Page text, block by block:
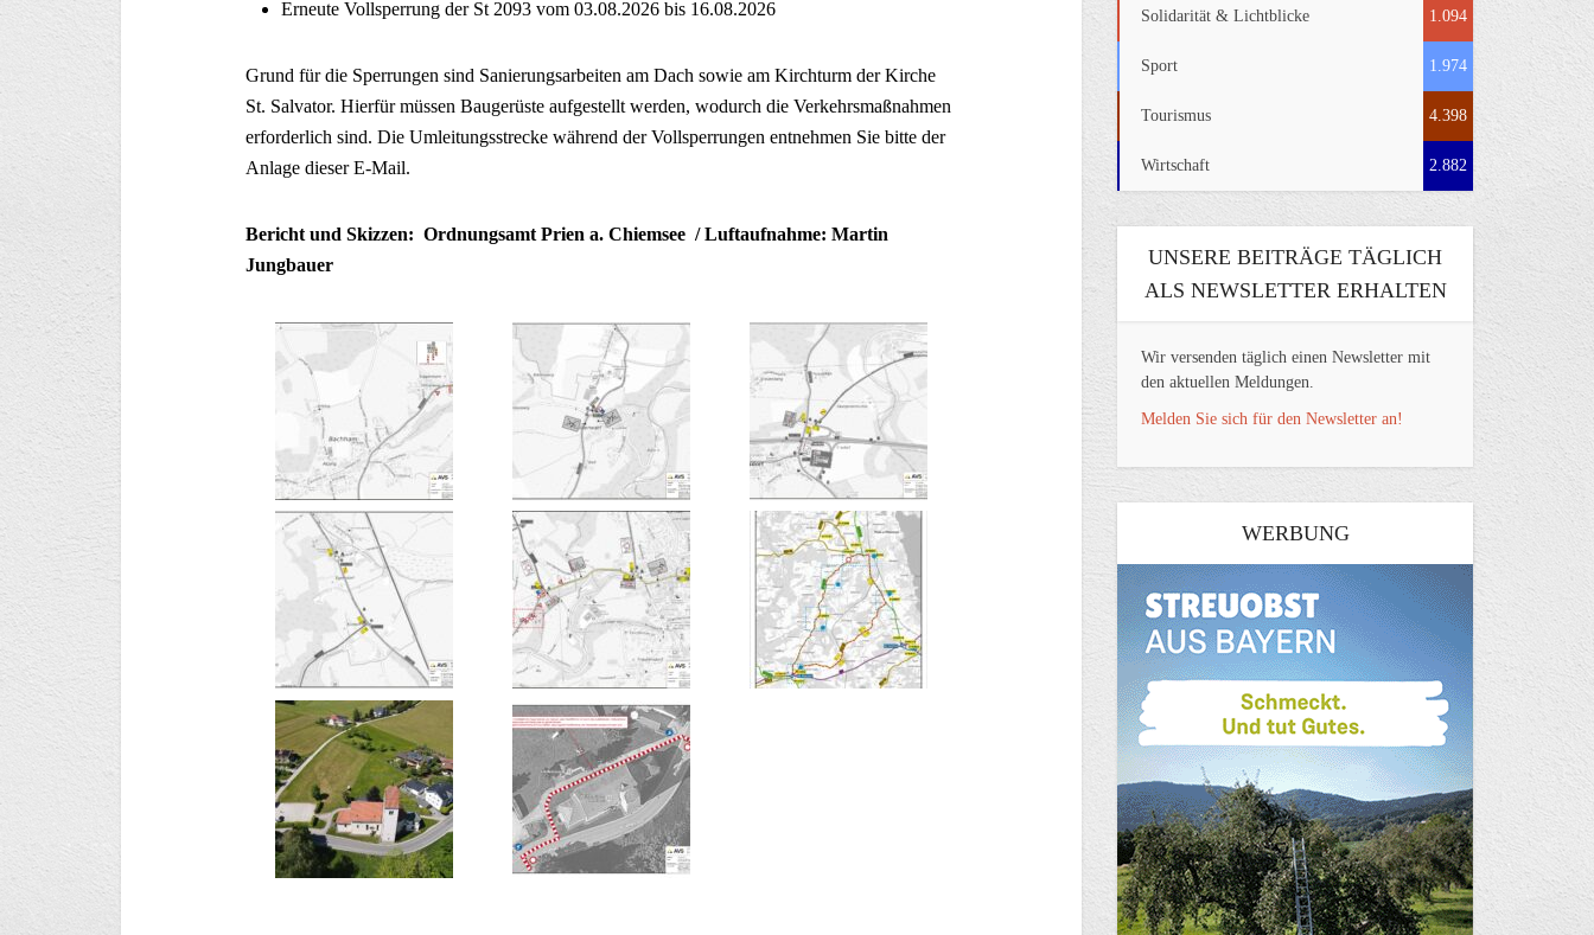
Erneute Vollsperrung der St 2093 vom 03.08.2026 bis 16.08.2026
Grund für die Sperrungen sind Sanierungsarbeiten am Dach sowie am Kirchturm der Kirche
St. Salvator. Hierfür müssen Baugerüste aufgestellt werden, wodurch die Verkehrsmaßnahmen
erforderlich sind. Die Umleitungsstrecke während der Vollsperrungen entnehmen Sie bitte der
Anlage dieser E-Mail.
Bericht und Skizzen: Ordnungsamt Prien a. Chiemsee / Luftaufnahme: Martin
Jungbauer
Solidarität & Lichtblicke 1.094
Sport 1.974
Tourismus 4.398
Wirtschaft 2.882
UNSERE BEITRÄGE TÄGLICH
ALS NEWSLETTER ERHALTEN
Wir versenden täglich einen Newsletter mit
den aktuellen Meldungen.
Melden Sie sich für den Newsletter an!
WERBUNG